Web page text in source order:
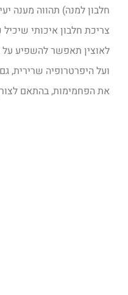
חלבון למנה) תהווה מענה
צריכת חלבון איכותי
ועל היפרטרופיה שרירית,
את הפחמימות, בהתאם